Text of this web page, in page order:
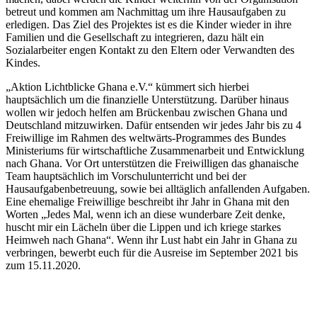
betreut und kommen am Nachmittag um ihre Hausaufgaben zu
erledigen. Das Ziel des Projektes ist es die Kinder wieder in ihre
Familien und die Gesellschaft zu integrieren, dazu hält ein
Sozialarbeiter engen Kontakt zu den Eltern oder Verwandten des
Kindes.
„Aktion Lichtblicke Ghana e.V.“ kümmert sich hierbei
hauptsächlich um die finanzielle Unterstützung. Darüber hinaus
wollen wir jedoch helfen am Brückenbau zwischen Ghana und
Deutschland mitzuwirken. Dafür entsenden wir jedes Jahr bis zu 4
Freiwillige im Rahmen des weltwärts-Programmes des Bundes
Ministeriums für wirtschaftliche Zusammenarbeit und Entwicklung
nach Ghana. Vor Ort unterstützen die Freiwilligen das ghanaische
Team hauptsächlich im Vorschulunterricht und bei der
Hausaufgabenbetreuung, sowie bei alltäglich anfallenden Aufgaben.
Eine ehemalige Freiwillige beschreibt ihr Jahr in Ghana mit den
Worten „Jedes Mal, wenn ich an diese wunderbare Zeit denke,
huscht mir ein Lächeln über die Lippen und ich kriege starkes
Heimweh nach Ghana“. Wenn ihr Lust habt ein Jahr in Ghana zu
verbringen, bewerbt euch für die Ausreise im September 2021 bis
zum 15.11.2020.